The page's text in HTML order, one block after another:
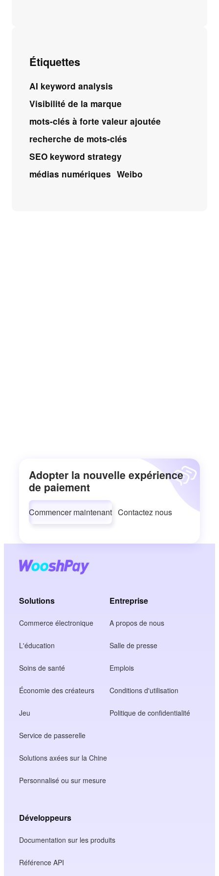
Étiquettes
AI keyword analysis
Visibilité de la marque
mots-clés à forte valeur ajoutée
recherche de mots-clés
SEO keyword strategy
médias numériques Weibo
Adopter la nouvelle expérience
de paiement
Commencer maintenant Contactez nous
Solutions
Commerce électronique
L'éducation
Soins de santé
Économie des créateurs
Jeu
Service de passerelle
Solutions axées sur la Chine
Personnalisé ou sur mesure
Entreprise
A propos de nous
Salle de presse
Emplois
Conditions d'utilisation
Politique de confidentialité
Développeurs
Documentation sur les produits
Référence API